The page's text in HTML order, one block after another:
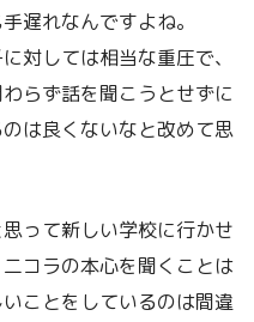
遅れなんですよね。
対しては相当な重圧で、
らず話を聞こうとせずに
は良くないなと改めて思
って新しい学校に行かせ
コラの本心を聞くことは
ことをしているのは間違